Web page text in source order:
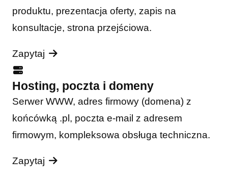
produktu, prezentacja oferty, zapis na
konsultacje, strona przejściowa.
Zapytaj
Hosting, poczta i domeny
Serwer WWW, adres firmowy (domena) z
końcówką .pl, poczta e-mail z adresem
firmowym, kompleksowa obsługa techniczna.
Zapytaj